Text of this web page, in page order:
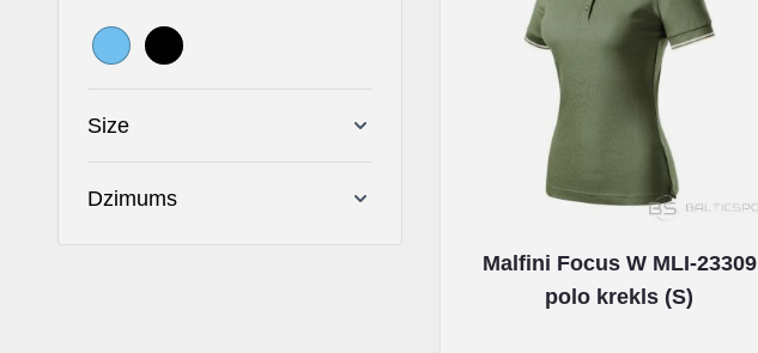
Size
Dzimums
Malfini Focus W MLI-23309
polo krekls (S)